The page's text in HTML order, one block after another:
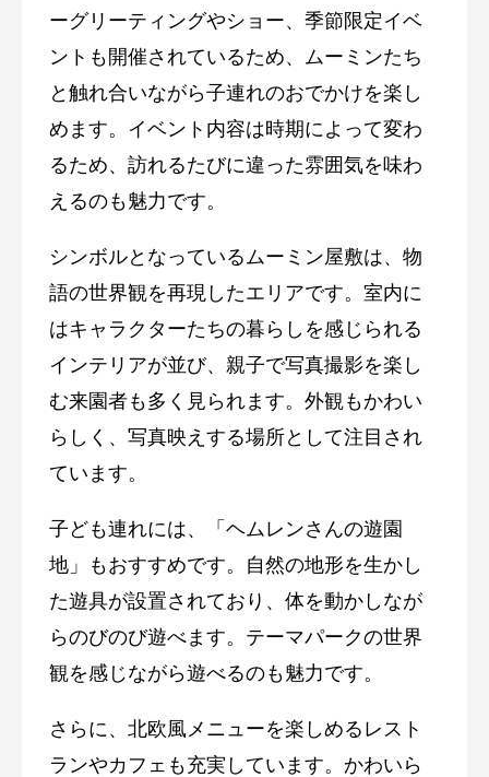
ーグリーティングやショー、季節限定イベ
ントも開催されているため、ムーミンたち
と触れ合いながら子連れのおでかけを楽し
めます。イベント内容は時期によって変わ
るため、訪れるたびに違った雰囲気を味わ
えるのも魅力です。
シンボルとなっているムーミン屋敷は、物
語の世界観を再現したエリアです。室内に
はキャラクターたちの暮らしを感じられる
インテリアが並び、親子で写真撮影を楽し
む来園者も多く見られます。外観もかわい
らしく、写真映えする場所として注目され
ています。
子ども連れには、「ヘムレンさんの遊園
地」もおすすめです。自然の地形を生かし
た遊具が設置されており、体を動かしなが
らのびのび遊べます。テーマパークの世界
観を感じながら遊べるのも魅力です。
さらに、北欧風メニューを楽しめるレスト
ランやカフェも充実しています。かわいら